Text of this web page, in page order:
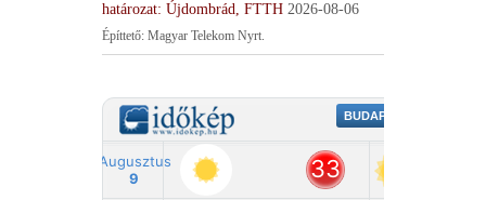
határozat: Újdombrád, FTTH 2026-08-06
Építtető: Magyar Telekom Nyrt.